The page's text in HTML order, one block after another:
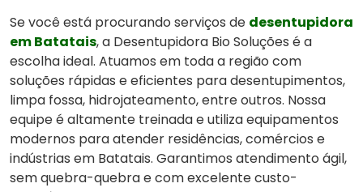
Se você está procurando serviços de desentupidora
em Batatais, a Desentupidora Bio Soluções é a
escolha ideal. Atuamos em toda a região com
soluções rápidas e eficientes para desentupimentos,
limpa fossa, hidrojateamento, entre outros. Nossa
equipe é altamente treinada e utiliza equipamentos
modernos para atender residências, comércios e
indústrias em Batatais. Garantimos atendimento ágil,
sem quebra-quebra e com excelente custo-